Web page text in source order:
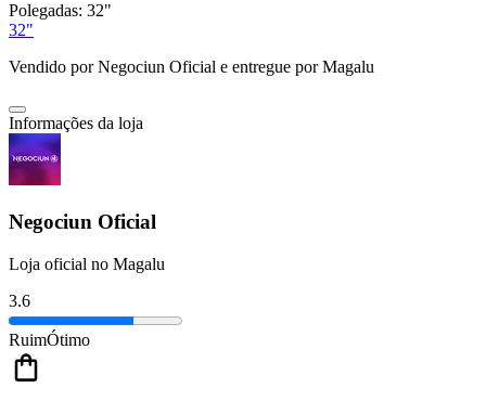
Polegadas: 32"
32"
Vendido porNegociun Oficial e entregue por Magalu
Informações da loja
Negociun Oficial
Loja oficial no Magalu
3.6
RuimÓtimo